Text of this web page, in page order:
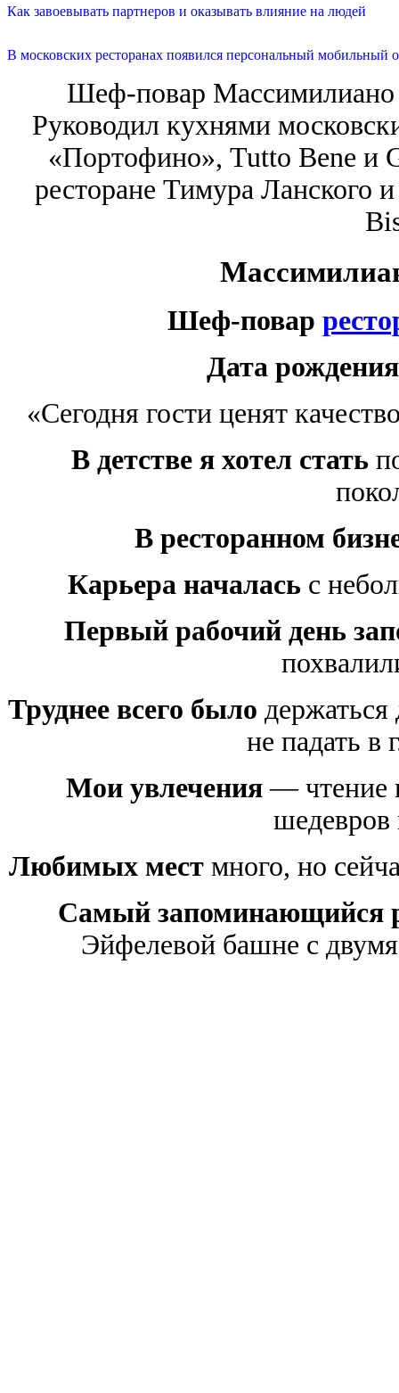
Как завоевывать партнеров и оказывать влияние на людей
В московских ресторанах появился персональный мобильный
Шеф-повар
Руководил кухнями
«Портофино», Tutto Bene и
ресторане Тимура Ланского
Шеф-повар
Дата рожден
«Сегодня гости ценят
В детстве я хотел стать
В ресторанном
Карьера началасьс
Первый рабочий день
Труднее всего было держаться
не падать в
Мои увлечения— чтение
шедевров
Любимых мест много, но
Самый запоминающийся
Эйфелевой башне с